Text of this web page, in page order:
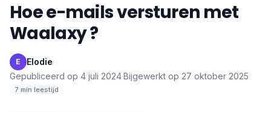
Hoe e-mails versturen met
Waalaxy ?
E Elodie·
Gepubliceerd op 4 juli 2024·Bijgewerkt op 27 oktober 2025·
7 min leestijd